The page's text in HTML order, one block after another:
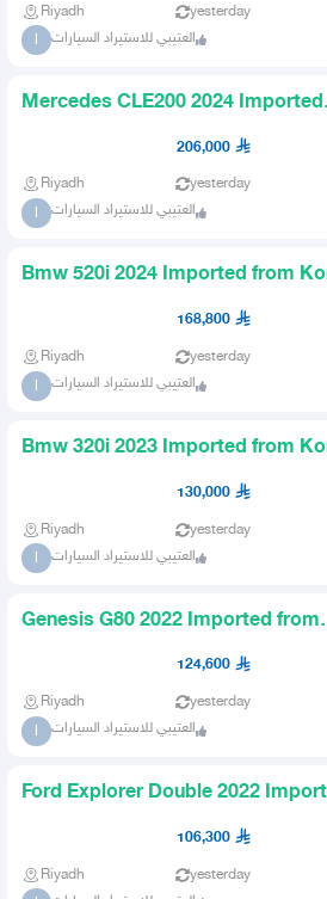
Riyadh yesterday
ا العتيبي للاستيراد السيارات
Mercedes CLE200 2024 Imported
206,000
Riyadh yesterday
ا العتيبي للاستيراد السيارات
Bmw 520i 2024 Imported from Korea
168,800
Riyadh yesterday
ا العتيبي للاستيراد السيارات
Bmw 320i 2023 Imported from Korea
130,000
Riyadh yesterday
ا العتيبي للاستيراد السيارات
Genesis G80 2022 Imported from
124,600
Riyadh yesterday
ا العتيبي للاستيراد السيارات
Ford Explorer Double 2022 Imported
106,300
Riyadh yesterday